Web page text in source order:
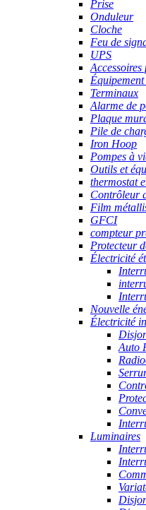
Prise
Onduleur
Cloche
Feu de
UPS
Terminaux
Alarme de
Plaque
Pile de
Iron Hoop
Pompes à
Outils et
thermostat
Contrôleur
Film
GFCI
compteur
Protecteur
Électricité
Nouvelle
Électricité
Auto
Luminaires